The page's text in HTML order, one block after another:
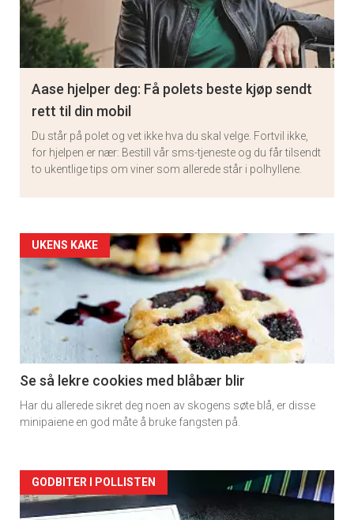
Aase hjelper deg: Få polets beste kjøp sendt
rett til din mobil
Du står på polet og vet ikke hva du skal velge. Fortvil ikke,
for hjelpen er nær: Bestill vår sms-tjeneste og du får tilsendt
to ukentlige tips om viner som allerede står i polhyllene.
Artikler
detail
-
section
11
UKENS KAKE
Se så lekre cookies med blåbær blir
Har du allerede sikret deg noen av skogens søte blå, er disse
minipaiene en god måte å bruke fangsten på.
Artikler
GODBITER I POLLISTEN